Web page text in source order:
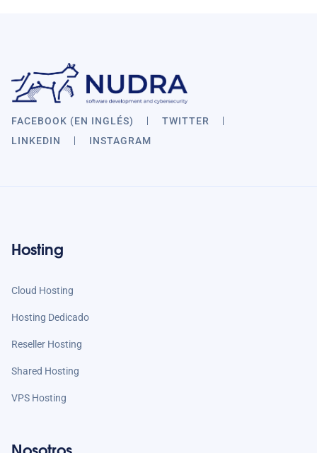
FACEBOOK (EN INGLÉS)
TWITTER
LINKEDIN
INSTAGRAM
Hosting
Cloud Hosting
Hosting Dedicado
Reseller Hosting
Shared Hosting
VPS Hosting